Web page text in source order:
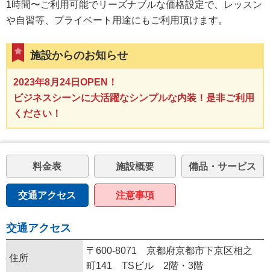
1時間〜ご利用可能でリーズナブルな価格設定で、レッスン
や自習等、プライベート用途にもご利用頂けます。
施設からのお知らせ
2023年8月24日OPEN！
ビジネスシーンに大活躍なシンプルな内装！是非ご利用
ください！
料金表 施設概要 備品・サービス
交通アクセス 注意事項
交通アクセス
住所
〒600-8071 京都府京都市下京区相之
町141 TSビル 2階・3階